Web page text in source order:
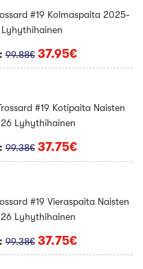
#19 Kolmaspaita 2025-
99.88€ 37.95€
#19 Kotipaita Naisten
Lyhythihainen
99.38€ 37.75€
#19 Vieraspaita Naisten
Lyhythihainen
99.38€ 37.75€